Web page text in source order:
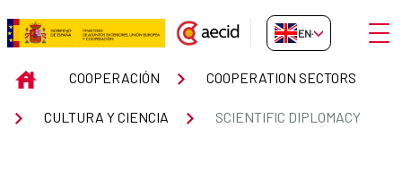
Skip to Main Content
SCIENTIFIC DIPLOMACY
EN-GB
INICIOCOOPERACIÓN COOPERATION SECTORS
CULTURA Y CIENCIA SCIENTIFIC DIPLOMACY